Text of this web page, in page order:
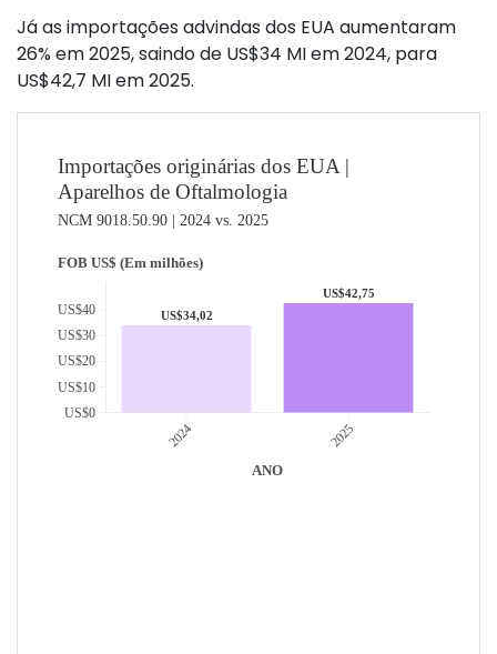
Já as importações advindas dos EUA aumentaram
26% em 2025, saindo de US$34 MI em 2024, para
US$42,7 MI em 2025.